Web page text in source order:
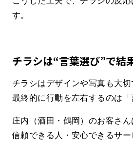
す。
チラシは“言葉選び”で結
チラシはデザインや写真も大切
最終的に行動を左右するのは「
庄内（酒田・鶴岡）のお客さん
信頼できる人・安心できるサ